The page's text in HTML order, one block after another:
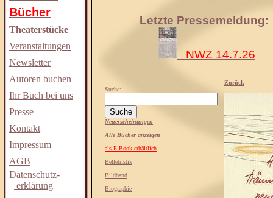
Bücher
Theaterstücke
Veranstaltungen
Newsletter
Autoren buchen
Ihr Buch bei uns
Presse
Kontakt
Impressum
AGB
Datenschutz-
erklärung
Letzte Pressemeldung:
NWZ 14.7.26
Suche:
Neuerscheinungen
Alle Bücher anzeigen
als E-Book erhältlich
Belletristik
Bildband
Biographie
Zurück